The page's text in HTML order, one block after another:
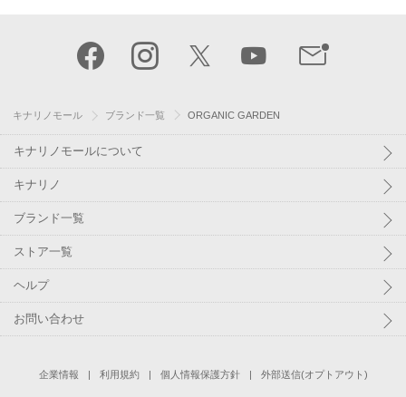
キナリノモール ブランド一覧 ORGANIC GARDEN
キナリノモールについて
キナリノ
ブランド一覧
ストア一覧
ヘルプ
お問い合わせ
企業情報 利用規約 個人情報保護方針 外部送信(オプトアウト)